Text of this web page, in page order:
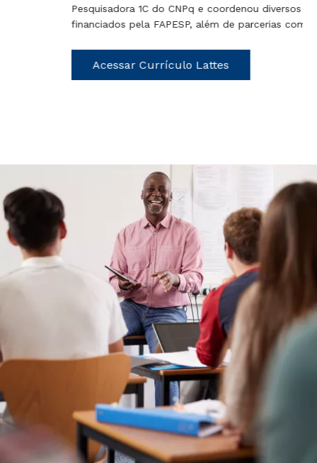
Pesquisadora 1C do CNPq e coordenou diversos projetos
financiados pela FAPESP, além de parcerias com a CAPES.
Acessar Currículo Lattes